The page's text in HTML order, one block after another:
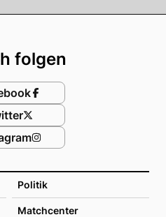
Politik
Matchcenter
folgen